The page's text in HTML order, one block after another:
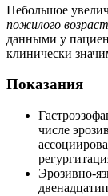
Небольшое
пожилого
данными у
клинически
Показания
числе
Эрозивно-